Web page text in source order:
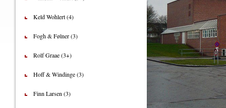
Keld Wohlert (4)
Fogh & Følner (3)
Rolf Graae (3+)
Hoff & Windinge (3)
Finn Larsen (3)